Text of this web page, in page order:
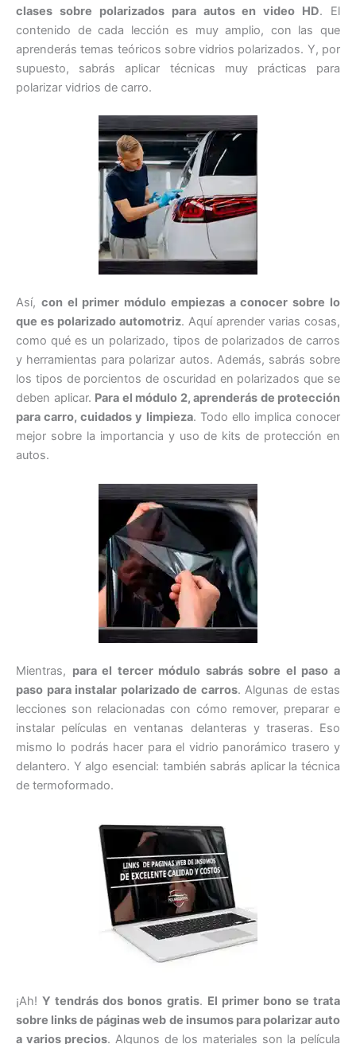
clases sobre polarizados para autos en video HD. El
contenido de cada lección es muy amplio, con las que
aprenderás temas teóricos sobre vidrios polarizados. Y, por
supuesto, sabrás aplicar técnicas muy prácticas para
polarizar vidrios de carro.
Así, con el primer módulo empiezas a conocer sobre lo
que es polarizado automotriz. Aquí aprender varias cosas,
como qué es un polarizado, tipos de polarizados de carros
y herramientas para polarizar autos. Además, sabrás sobre
los tipos de porcientos de oscuridad en polarizados que se
deben aplicar. Para el módulo 2, aprenderás de protección
para carro, cuidados y limpieza. Todo ello implica conocer
mejor sobre la importancia y uso de kits de protección en
autos.
Mientras, para el tercer módulo sabrás sobre el paso a
paso para instalar polarizado de carros. Algunas de estas
lecciones son relacionadas con cómo remover, preparar e
instalar películas en ventanas delanteras y traseras. Eso
mismo lo podrás hacer para el vidrio panorámico trasero y
delantero. Y algo esencial: también sabrás aplicar la técnica
de termoformado.
¡Ah!Y tendrás dos bonos gratis. El primer bono se trata
sobre links de páginas web de insumos para polarizar auto
a varios precios. Algunos de los materiales son la película